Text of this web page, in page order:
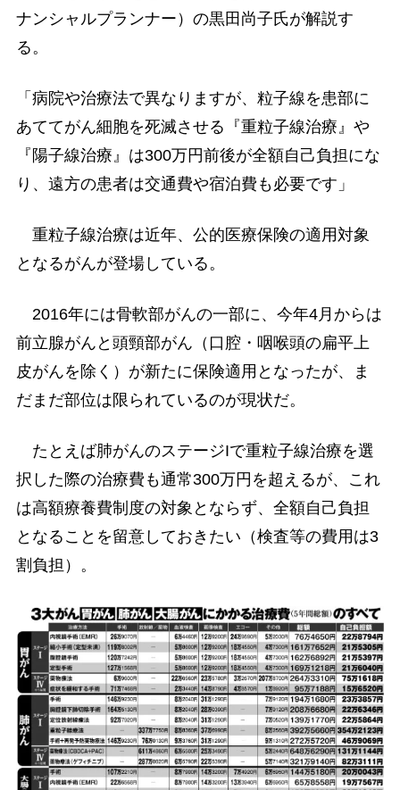
ナンシャルプランナー）の黒田尚子氏が解説す
る。
「病院や治療法で異なりますが、粒子線を患部に
あててがん細胞を死滅させる『重粒子線治療』や
『陽子線治療』は300万円前後が全額自己負担にな
り、遠方の患者は交通費や宿泊費も必要です」
重粒子線治療は近年、公的医療保険の適用対象
となるがんが登場している。
2016年には骨軟部がんの一部に、今年4月からは
前立腺がんと頭頸部がん（口腔・咽喉頭の扁平上
皮がんを除く）が新たに保険適用となったが、ま
だまだ部位は限られているのが現状だ。
たとえば肺がんのステージIで重粒子線治療を選
択した際の治療費も通常300万円を超えるが、これ
は高額療養費制度の対象とならず、全額自己負担
となることを留意しておきたい（検査等の費用は3
割負担）。